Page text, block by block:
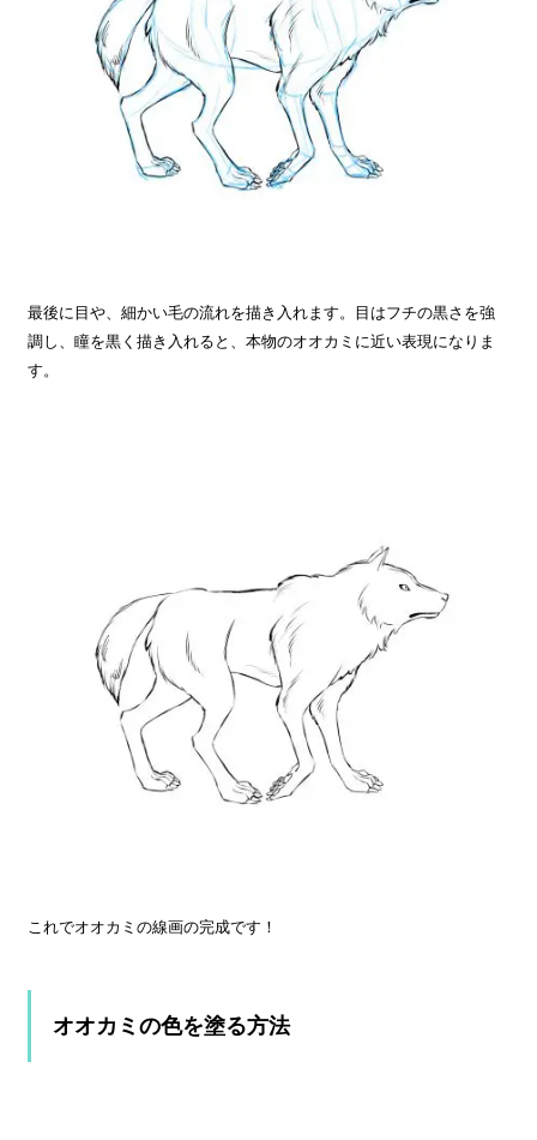
最後に目や、細かい毛の流れを描き入れます。目はフチの黒さを強
調し、瞳を黒く描き入れると、本物のオオカミに近い表現になりま
す。
これでオオカミの線画の完成です！
オオカミの色を塗る方法